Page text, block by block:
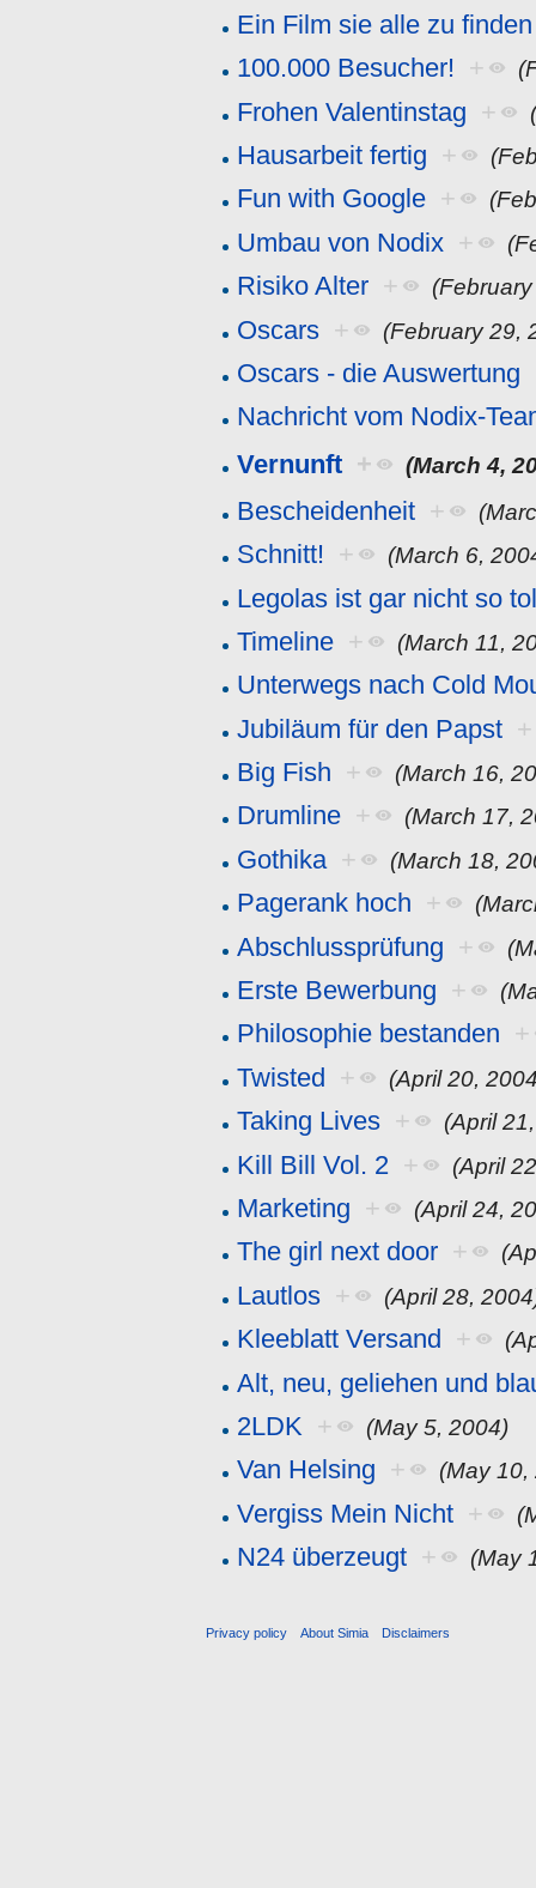
Ein Film sie alle zu finden
100.000 Besucher! +
Frohen Valentinstag +
Hausarbeit fertig +
Fun with Google +
Umbau von Nodix +
Risiko Alter +
Oscars + (February 29,
Oscars - die Auswertung
Nachricht vom Nodix-
Vernunft + (March 4,
Bescheidenheit +
Schnitt! + (March 6,
Legolas ist gar nicht so
Timeline + (March 11,
Unterwegs nach Cold
Jubiläum für den Papst +
Big Fish + (March 16,
Drumline + (March 17,
Gothika + (March 18,
Pagerank hoch +
Abschlussprüfung +
Erste Bewerbung +
Philosophie bestanden +
Twisted + (April 20,
Taking Lives + (April
Kill Bill Vol. 2 + (April
Marketing + (April 24,
The girl next door +
Lautlos + (April 28,
Kleeblatt Versand +
Alt, neu, geliehen und
2LDK + (May 5, 2004)
Van Helsing + (May 10,
Vergiss Mein Nicht +
N24 überzeugt + (May
Privacy policy About Simia Disclaimers